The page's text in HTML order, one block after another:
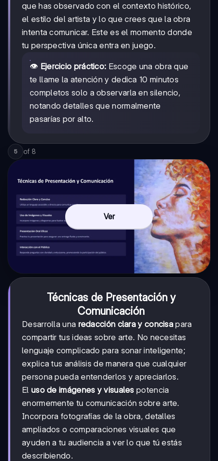
que has observado con el contexto histórico,
el estilo del artista y lo que crees que la obra
intenta comunicar. Este es el momento donde
tu perspectiva única entra en juego.
👁️ Ejercicio práctico: Escoge una obra que
te llame la atención y dedica 10 minutos
completos solo a observarla en silencio,
notando detalles que normalmente
pasarías por alto.
5 of 8
Ver
Técnicas de Presentación y
Comunicación
Desarrolla una redacción clara y concisa para
compartir tus ideas sobre arte. No necesitas
lenguaje complicado para sonar inteligente;
explica tus análisis de manera que cualquier
persona pueda entenderlos y apreciarlos.
El uso de imágenes y visuales potencia
enormemente tu comunicación sobre arte.
Incorpora fotografías de la obra, detalles
ampliados o comparaciones visuales que
ayuden a tu audiencia a ver lo que tú estás
describiendo.